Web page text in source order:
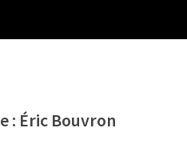
: Éric Bouvron